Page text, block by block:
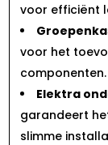
voor efficiënt
voor het
componenten.​
Elektra
garandeert
slimme